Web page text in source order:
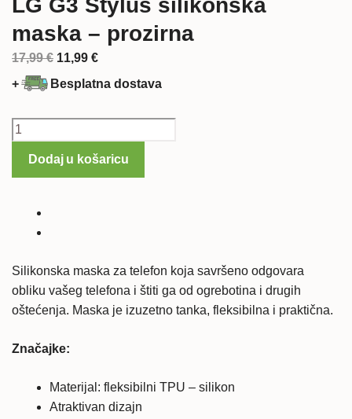
LG G3 Stylus silikonska
maska – prozirna
17,99€ Izvorna
cijena
je:
11,99 €Trenutna
cijena
11,99 €.
+ Besplatna dostava
LG
Stylus
količina
Dodaj u košaricu
Silikonska maska za telefon koja savršeno odgovara
obliku vašeg telefona i štiti ga od ogrebotina i drugih
oštećenja. Maska je izuzetno tanka, fleksibilna i praktična.
Značajke:
Materijal: fleksibilni TPU – silikon
Atraktivan dizajn